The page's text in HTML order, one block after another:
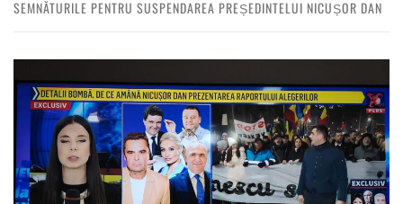
SEMNĂTURILE PENTRU SUSPENDAREA PREȘEDINTELUI NICUȘOR DAN